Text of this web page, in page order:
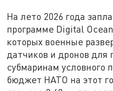
На лето 2026 года
программе Digital
которых военные
датчиков и дронов для
субмаринам условного
бюджет НАТО на этот